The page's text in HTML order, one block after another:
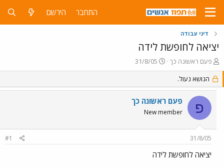
התחבר הירשם
דיני עבודה
יציאה לחופשת לידה
פ
ו
ת
ח
נ
פעם ראשונה כך
פ
ו
ס
ם
ב
ת
ך
31/8/05
הנושא נעול.
פ פעם ראשונה כך
New member
31/8/05
#1
יציאה לחופשת לידה